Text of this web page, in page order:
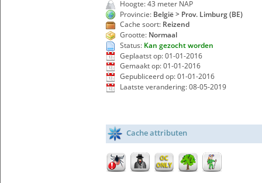
Hoogte: 43 meter NAP
Provincie: België > Prov. Limburg (BE)
Cache soort: Reizend
Grootte: Normaal
Status: Kan gezocht worden
Geplaatst op: 01-01-2016
Gemaakt op: 01-01-2016
Gepubliceerd op: 01-01-2016
Laatste verandering: 08-05-2019
Cache attributen